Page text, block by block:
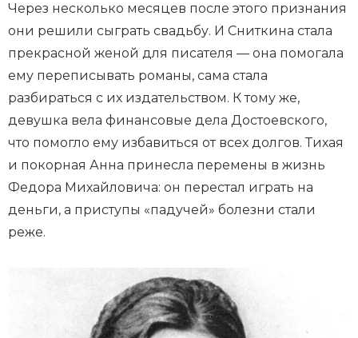
Через несколько месяцев после этого признания
они решили сыграть свадьбу. И Сниткина стала
прекрасной женой для писателя — она помогала
ему переписывать романы, сама стала
разбираться с их издательством. К тому же,
девушка вела финансовые дела Достоевского,
что помогло ему избавиться от всех долгов. Тихая
и покорная Анна принесла перемены в жизнь
Федора Михайловича: он перестал играть на
деньги, а приступы «падучей» болезни стали
реже.